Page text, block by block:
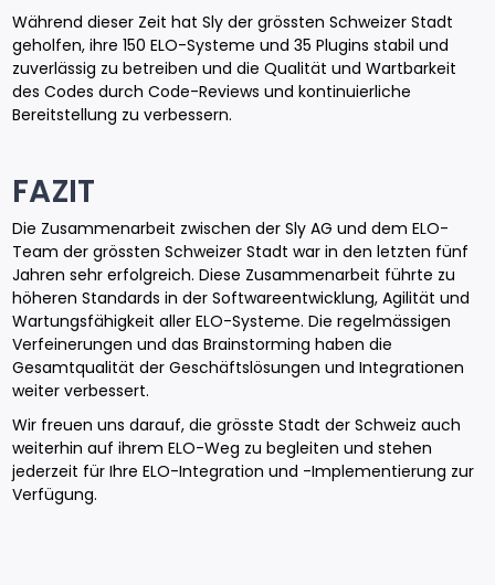
Während dieser Zeit hat Sly der grössten Schweizer Stadt
geholfen, ihre 150 ELO-Systeme und 35 Plugins stabil und
zuverlässig zu betreiben und die Qualität und Wartbarkeit
des Codes durch Code-Reviews und kontinuierliche
Bereitstellung zu verbessern.
FAZIT
Die Zusammenarbeit zwischen der Sly AG und dem ELO-
Team der grössten Schweizer Stadt war in den letzten fünf
Jahren sehr erfolgreich. Diese Zusammenarbeit führte zu
höheren Standards in der Softwareentwicklung, Agilität und
Wartungsfähigkeit aller ELO-Systeme. Die regelmässigen
Verfeinerungen und das Brainstorming haben die
Gesamtqualität der Geschäftslösungen und Integrationen
weiter verbessert.
Wir freuen uns darauf, die grösste Stadt der Schweiz auch
weiterhin auf ihrem ELO-Weg zu begleiten und stehen
jederzeit für Ihre ELO-Integration und -Implementierung zur
Verfügung.